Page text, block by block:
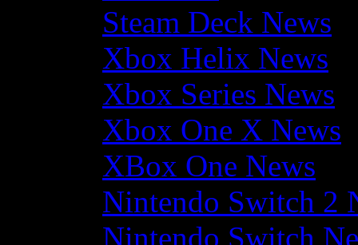
Steam Deck News
Xbox Helix News
Xbox Series News
Xbox One X News
XBox One News
Nintendo Switch 2
Nintendo Switch